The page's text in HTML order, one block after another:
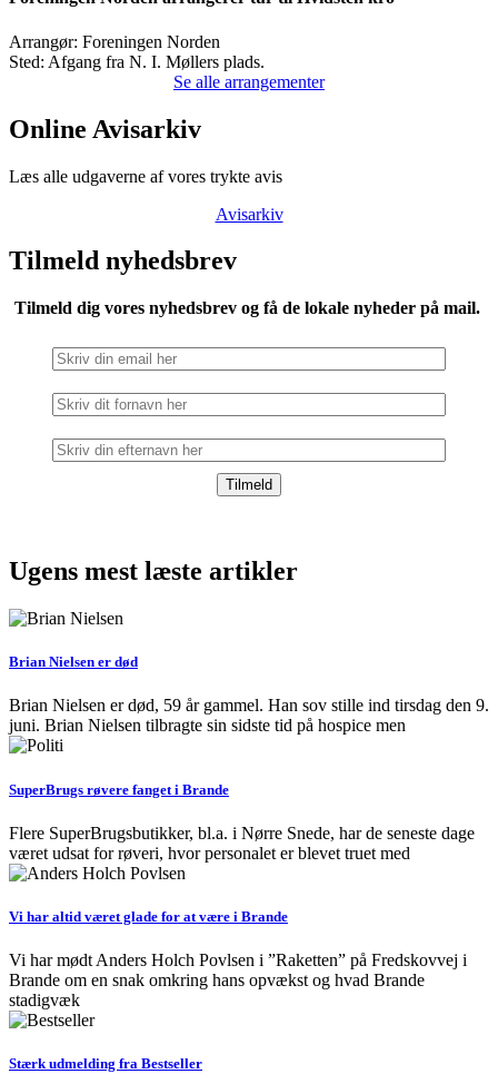
Arrangør: Foreningen Norden
Sted: Afgang fra N. I. Møllers plads.
Se alle arrangementer
Online Avisarkiv
Læs alle udgaverne af vores trykte avis
Avisarkiv
Tilmeld nyhedsbrev
Tilmeld dig vores nyhedsbrev og få de lokale nyheder på mail.
Ugens mest læste artikler
Brian Nielsen er død
Brian Nielsen er død, 59 år gammel. Han sov stille ind tirsdag den 9.
juni. Brian Nielsen tilbragte sin sidste tid på hospice men
SuperBrugs røvere fanget i Brande
Flere SuperBrugsbutikker, bl.a. i Nørre Snede, har de seneste dage
været udsat for røveri, hvor personalet er blevet truet med
Vi har altid været glade for at være i Brande
Vi har mødt Anders Holch Povlsen i ”Raketten” på Fredskovvej i
Brande om en snak omkring hans opvækst og hvad Brande
stadigvæk
Stærk udmelding fra Bestseller